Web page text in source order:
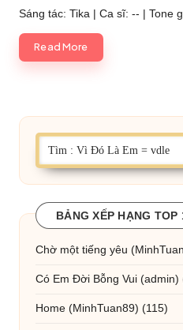
by
Sáng tác: Tika | Ca sĩ: -- | Tone
Read More
BẢNG XẾP HẠNG TOP
Chờ một tiếng yêu
Có Em Đời Bỗng Vui (admin)
Home (MinhTuan89) (115)